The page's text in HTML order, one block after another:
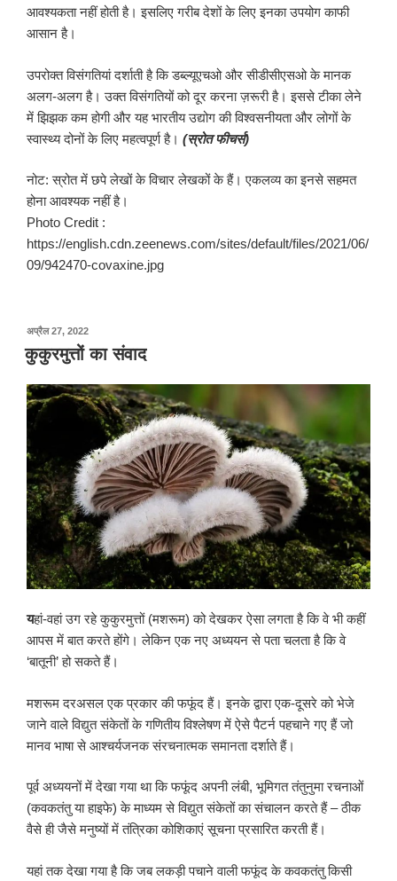
आवश्यकता नहीं होती है। इसलिए गरीब देशों के लिए इनका उपयोग काफी
आसान है।
उपरोक्त विसंगतियां दर्शाती है कि डब्ल्यूएचओ और सीडीसीएसओ के मानक
अलग-अलग है। उक्त विसंगतियों को दूर करना ज़रूरी है। इससे टीका लेने
में झिझक कम होगी और यह भारतीय उद्योग की विश्वसनीयता और लोगों के
स्वास्थ्य दोनों के लिए महत्वपूर्ण है। (स्रोत फीचर्स)
नोट: स्रोत में छपे लेखों के विचार लेखकों के हैं। एकलव्य का इनसे सहमत
होना आवश्यक नहीं है।
Photo Credit :
https://english.cdn.zeenews.com/sites/default/files/2021/06/
09/942470-covaxine.jpg
अप्रैल 27, 2022पर
प्रकाशित
किया
कुकुरमुत्तों का संवाद
यहां-वहां उग रहे कुकुरमुत्तों (मशरूम) को देखकर ऐसा लगता है कि वे भी कहीं
आपस में बात करते होंगे। लेकिन एक नए अध्ययन से पता चलता है कि वे
‘बातूनी’ हो सकते हैं।
मशरूम दरअसल एक प्रकार की फफूंद हैं। इनके द्वारा एक-दूसरे को भेजे
जाने वाले विद्युत संकेतों के गणितीय विश्लेषण में ऐसे पैटर्न पहचाने गए हैं जो
मानव भाषा से आश्चर्यजनक संरचनात्मक समानता दर्शाते हैं।
पूर्व अध्ययनों में देखा गया था कि फफूंद अपनी लंबी, भूमिगत तंतुनुमा रचनाओं
(कवकतंतु या हाइफे) के माध्यम से विद्युत संकेतों का संचालन करते हैं – ठीक
वैसे ही जैसे मनुष्यों में तंत्रिका कोशिकाएं सूचना प्रसारित करती हैं।
यहां तक देखा गया है कि जब लकड़ी पचाने वाली फफूंद के कवकतंतु किसी